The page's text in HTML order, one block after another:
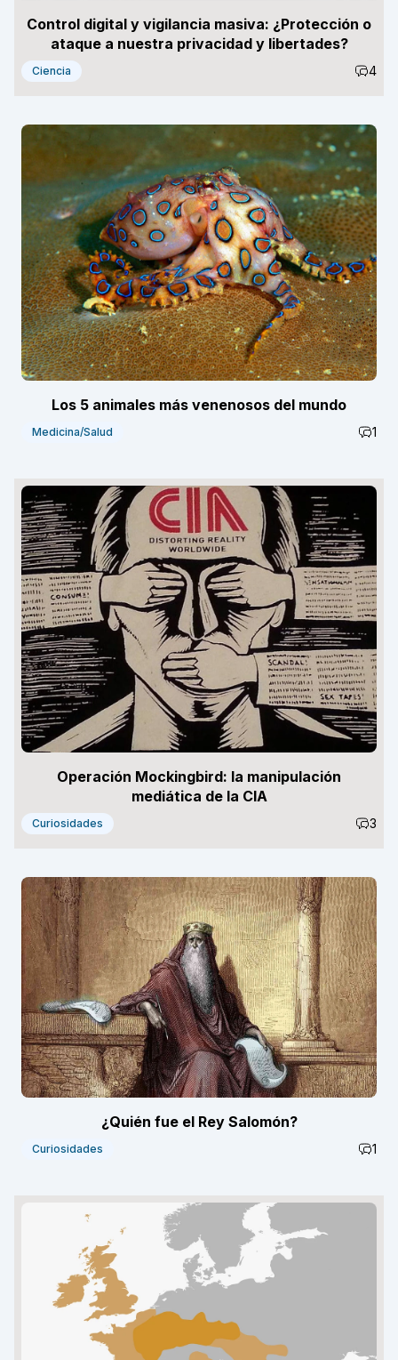
Control digital y vigilancia masiva: ¿Protección o
ataque a nuestra privacidad y libertades?
Ciencia 4
Los 5 animales más venenosos del mundo
Medicina/Salud 1
Operación Mockingbird: la manipulación
mediática de la CIA
Curiosidades 3
¿Quién fue el Rey Salomón?
Curiosidades 1